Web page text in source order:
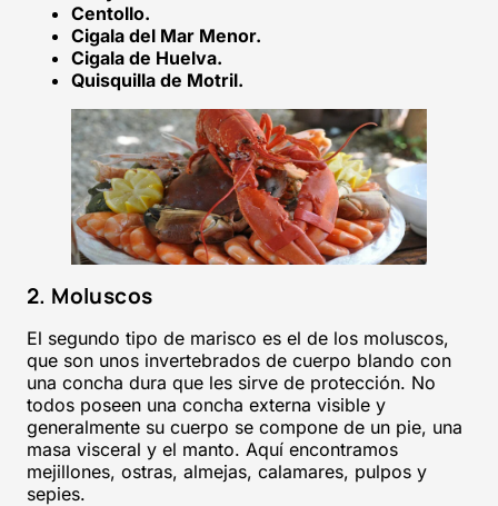
Centollo.
Cigala del Mar Menor.
Cigala de Huelva.
Quisquilla de Motril.
2. Moluscos
El segundo tipo de marisco es el de los moluscos,
que son unos invertebrados de cuerpo blando con
una concha dura que les sirve de protección. No
todos poseen una concha externa visible y
generalmente su cuerpo se compone de un pie, una
masa visceral y el manto. Aquí encontramos
mejillones, ostras, almejas, calamares, pulpos y
sepies.